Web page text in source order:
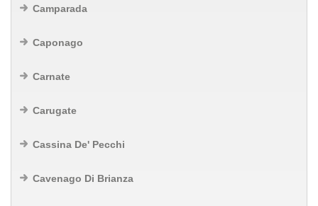
Camparada
Caponago
Carnate
Carugate
Cassina De' Pecchi
Cavenago Di Brianza